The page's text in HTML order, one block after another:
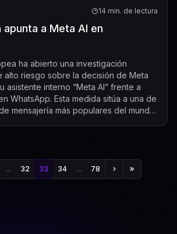
14 min. de lectura
a Meta AI en
ha abierto una investigación
alto riesgo sobre la decisión de Meta
asistente interno “Meta AI” frente a
WhatsApp. Esta medida sitúa a una de
mensajería más populares del mundo
... 32 33 34 ... 78